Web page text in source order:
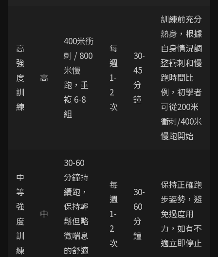
高
強
度
訓
練
高
400米衝
刺 / 800
米慢
跑，重
複 6-8
組
每
週
1-
2
次
30-
45
分
鐘
訓練前充分
熱身，根據
自身情況調
整衝刺和慢
跑時間比
例，初學者
可從200米
衝刺/400米
慢跑開始
中
等
強
度
訓
練
中
30-60
分鐘持
續跑，
保持輕
鬆但略
微喘息
的舒適
每
週
1-
2
次
30-
60
分
鐘
保持正確跑
步姿勢，避
免過度用
力，如有不
適立即停止